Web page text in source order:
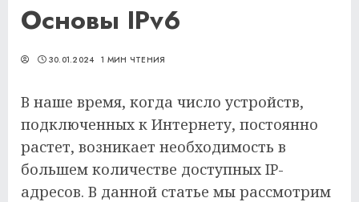
Основы IPv6
30.01.2024 1 МИН ЧТЕНИЯ
В наше время, когда число устройств,
подключенных к Интернету, постоянно
растет, возникает необходимость в
большем количестве доступных IP-
адресов. В данной статье мы рассмотрим